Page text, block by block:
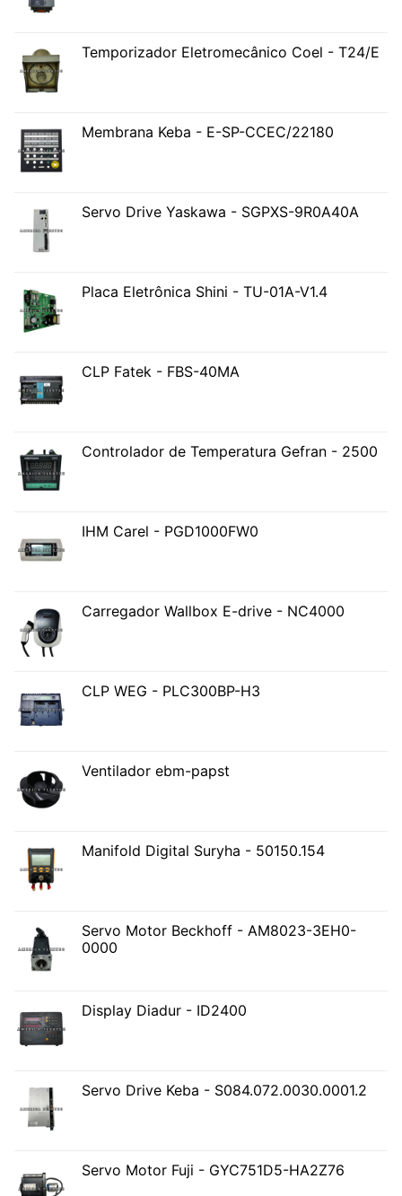
Temporizador Eletromecânico Coel - T24/E
Membrana Keba - E-SP-CCEC/22180
Servo Drive Yaskawa - SGPXS-9R0A40A
Placa Eletrônica Shini - TU-01A-V1.4
CLP Fatek - FBS-40MA
Controlador de Temperatura Gefran - 2500
IHM Carel - PGD1000FW0
Carregador Wallbox E-drive - NC4000
CLP WEG - PLC300BP-H3
Ventilador ebm-papst
Manifold Digital Suryha - 50150.154
Servo Motor Beckhoff - AM8023-3EH0-
0000
Display Diadur - ID2400
Servo Drive Keba - S084.072.0030.0001.2
Servo Motor Fuji - GYC751D5-HA2Z76